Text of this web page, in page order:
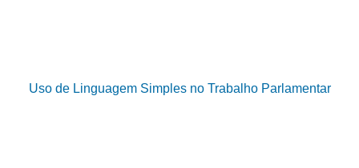
Uso de Linguagem Simples no Trabalho Parlamentar